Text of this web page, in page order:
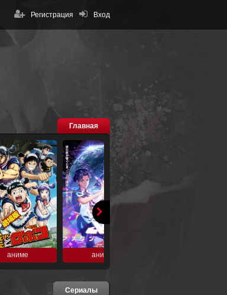
Вход
Регистрация
Главная
аниме аниме
Сериалы